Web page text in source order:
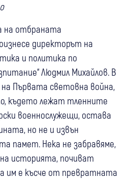
на отбраната
директорът на
и политика по
Людмил Михайлов. В
на Първата световна война,
където лежат тленните
военнослужещи, остава
но не и извън
памет. Нека не забравяме,
историята, почиват
им е късче от превратната